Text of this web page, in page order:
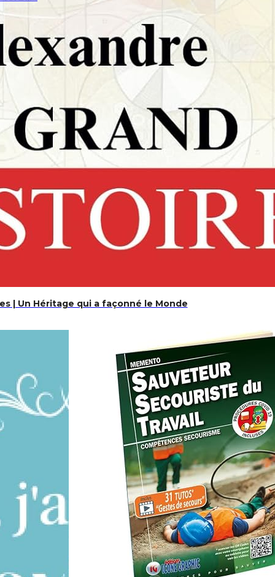
| Un Héritage qui a façonné le Monde